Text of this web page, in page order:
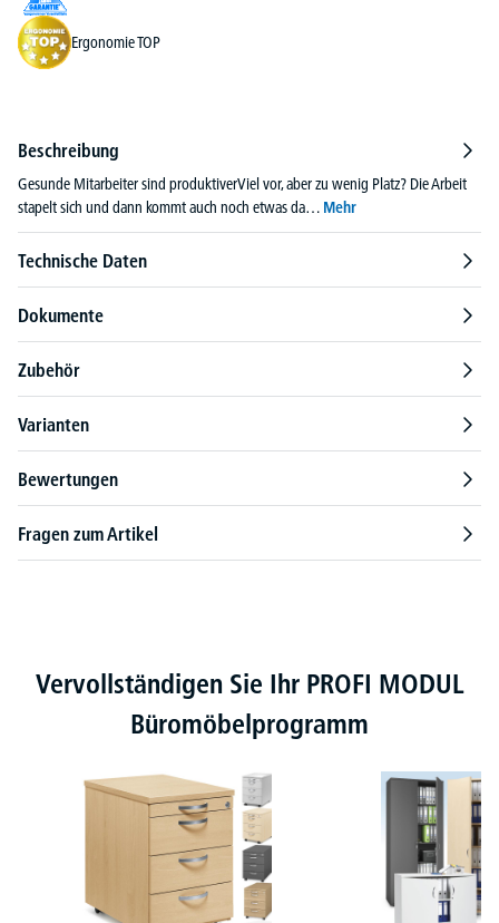
Ergonomie TOP
Beschreibung
Gesunde Mitarbeiter sind produktiverViel vor, aber zu wenig Platz? Die Arbeit
stapelt sich und dann kommt auch noch etwas da… Mehr
Technische Daten
Dokumente
Zubehör
Varianten
Bewertungen
Fragen zum Artikel
Produktgalerie überspringen
Vervollständigen Sie Ihr PROFI MODUL
Büromöbelprogramm